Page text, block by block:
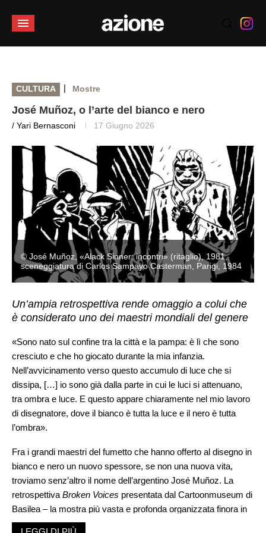
CULTURA | Mostre
José Muñoz, o l’arte del bianco e nero
/ Yari Bernasconi 17 Giugno 2026
© José Muñoz, «Alack Sinner: incontri» (ritaglio), 1981,
sceneggiatura di Carlos Sampayo Casterman, Parigi, 1984
Un’ampia retrospettiva rende omaggio a colui che
è considerato uno dei maestri mondiali del genere
«Sono nato sul confine tra la città e la pampa: è lì che sono
cresciuto e che ho giocato durante la mia infanzia.
Nell’avvicinamento verso questo accumulo di luce che si
dissipa, […] io sono già dalla parte in cui le luci si attenuano,
tra ombra e luce. E questo appare chiaramente nel mio lavoro
di disegnatore, dove il bianco è tutta la luce e il nero è tutta
l’ombra».
Fra i grandi maestri del fumetto che hanno offerto al disegno in
bianco e nero un nuovo spessore, se non una nuova vita,
troviamo senz’altro il nome dell’argentino José Muñoz. La
retrospettiva Broken Voices presentata dal Cartoonmuseum di
Basilea – la mostra più vasta e profonda organizzata finora in
Europa – rende persino evidente la crucialità del suo lavoro,